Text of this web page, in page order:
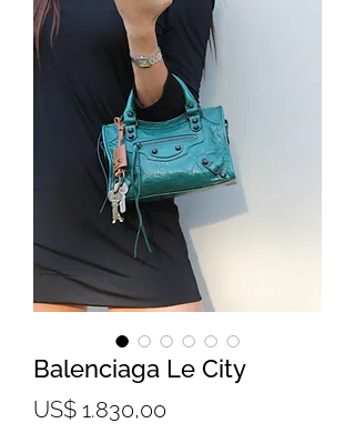
Balenciaga Le City
US$ 1.830,00